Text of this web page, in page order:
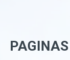
PAGINAS